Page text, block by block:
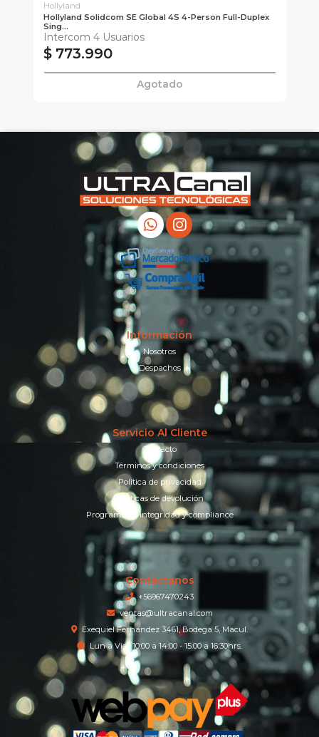
Hollyland
Hollyland Solidcom SE Global 4S 4-Person Full-Duplex
Sing...
Intercom 4 Usuarios
$ 773.990
Agotado
Información
Nosotros
Despachos
Servicio Al Cliente
Contacto
Términos y condiciones
Política de privacidad
Políticas de devolución
Programa de integridad y compliance
Contáctanos
+56967470243
ventas@ultracanal.com
Exequiel Fernandez 3461, Bodega 5, Macul.
Lun a Vier 10:00 a 14:00 - 15:00 a 16:30hrs.